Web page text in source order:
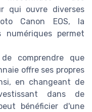
qui ouvre diverses
Canon EOS, la
permet
comprendre que
offre ses propres
en changeant de
dans de
bénéficier d'une